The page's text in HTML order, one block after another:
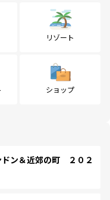
リゾート
ショップ
ン＆近郊の町 ２０２